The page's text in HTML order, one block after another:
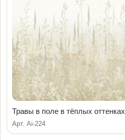
Травы в поле в тёплых оттенках
Арт. Ai-224